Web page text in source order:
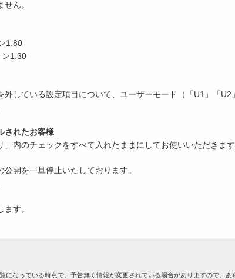
ん。
1.80
ン1.30
外している設定項目について、ユーザーモード（「U1」「
されたお客様
内のチェックをすべて入れたままにしてお使いいただきます
開を一旦停止いたしております。
す。
なっている時点で、予告無く情報が変更されている場合がありますので、あ